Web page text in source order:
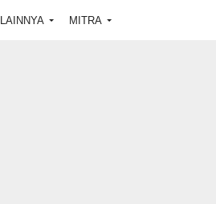
LAINNYA MITRA